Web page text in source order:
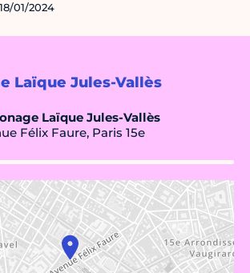
Laïque Jules-Vallès
Laïque Jules-Vallès
Félix Faure, Paris 15e
01/2024